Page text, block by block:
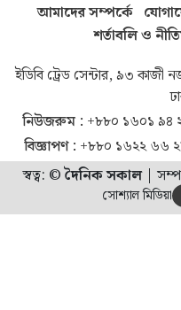
আমাদের সম্পর্কে
শর্তাবলি ও
ইডিবি ট্রেড সেন্টার, ৯৩
নিউজরুম : +৮৮০ ১৬০১ ৯৪
বিজ্ঞাপণ : +৮৮০ ১৬২২ ৬৬
স্বত্ব: ©দৈনিক সকাল|
সোশ্যাল মিডিয়া